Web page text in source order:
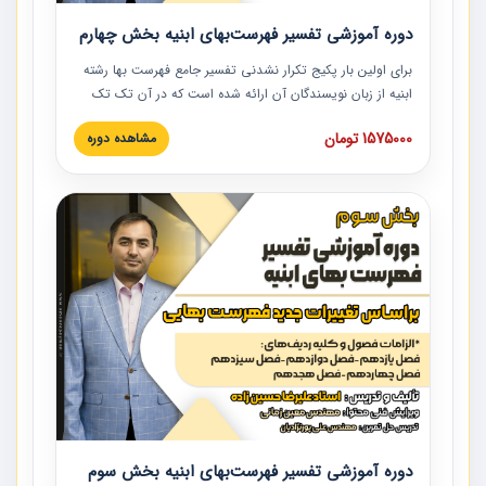
دوره آموزشی تفسیر فهرست‌بهای ابنیه بخش چهارم
برای اولین بار پکیج تکرار نشدنی تفسیر جامع فهرست بها رشته
ابنیه از زبان نویسندگان آن ارائه شده است که در آن تک تک
ردیف ها و مطالب فهرست بها تفسیر و ارائه شده است. این
دوره به صورت کامل تصویری بوده و به همراه تصاویر عملیات
دوره با کلام مهندس علیرضاحسین‌زاده مدیر پروژه مهندسی
مشاور در امر بازنگری فهرست بها رشته ابنیه ارائه شده و به تمام
همکارانی که در حوزه صنعت ساخت در حال فعالیت هستند حتما
توصیه می کنیم از مطالب این دوره استفاده نمایند.
1575000 تومان مشاهده دوره
دوره آموزشی تفسیر فهرست‌بهای ابنیه بخش سوم